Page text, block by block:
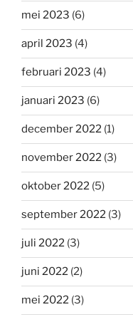
mei 2023 (6)
april 2023 (4)
februari 2023 (4)
januari 2023 (6)
december 2022 (1)
november 2022 (3)
oktober 2022 (5)
september 2022 (3)
juli 2022 (3)
juni 2022 (2)
mei 2022 (3)